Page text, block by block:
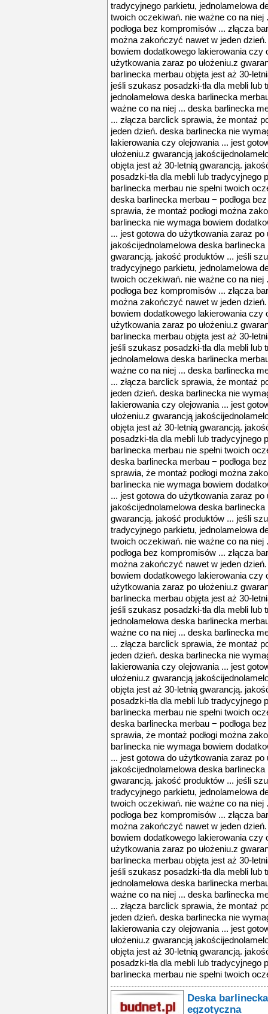
tradycyjnego parkietu, jednolamelowa
twoich oczekiwań. nie ważne co na
podłoga bez kompromisów ... złącza
można zakończyć nawet w jeden
bowiem dodatkowego lakierowania czy
użytkowania zaraz po ułożeniu.z
barlinecka merbau objęta jest aż 30-
jeśli szukasz posadzki-tła dla mebli lub
jednolamelowa deska barlinecka
ważne co na niej ... deska barlinecka
... złącza barclick sprawia, że montaż
jeden dzień. deska barlinecka nie
lakierowania czy olejowania ... jest
ułożeniu.z gwarancją
objęta jest aż 30-letnią gwarancją.
posadzki-tła dla mebli lub tradycyjnego
barlinecka merbau nie spełni twoich
deska barlinecka merbau − podłoga
sprawia, że montaż podłogi można
barlinecka nie wymaga bowiem
... jest gotowa do użytkowania zaraz po
jakościjednolamelowa deska
gwarancją. jakość produktów ... jeśli
tradycyjnego parkietu, jednolamelowa
twoich oczekiwań. nie ważne co na
podłoga bez kompromisów ... złącza
można zakończyć nawet w jeden
bowiem dodatkowego lakierowania czy
użytkowania zaraz po ułożeniu.z
barlinecka merbau objęta jest aż 30-
jeśli szukasz posadzki-tła dla mebli lub
jednolamelowa deska barlinecka
ważne co na niej ... deska barlinecka
... złącza barclick sprawia, że montaż
jeden dzień. deska barlinecka nie
lakierowania czy olejowania ... jest
ułożeniu.z gwarancją
objęta jest aż 30-letnią gwarancją.
posadzki-tła dla mebli lub tradycyjnego
barlinecka merbau nie spełni twoich
deska barlinecka merbau − podłoga
sprawia, że montaż podłogi można
barlinecka nie wymaga bowiem
... jest gotowa do użytkowania zaraz po
jakościjednolamelowa deska
gwarancją. jakość produktów ... jeśli
tradycyjnego parkietu, jednolamelowa
twoich oczekiwań. nie ważne co na
podłoga bez kompromisów ... złącza
można zakończyć nawet w jeden
bowiem dodatkowego lakierowania czy
użytkowania zaraz po ułożeniu.z
barlinecka merbau objęta jest aż 30-
jeśli szukasz posadzki-tła dla mebli lub
jednolamelowa deska barlinecka
ważne co na niej ... deska barlinecka
... złącza barclick sprawia, że montaż
jeden dzień. deska barlinecka nie
lakierowania czy olejowania ... jest
ułożeniu.z gwarancją
objęta jest aż 30-letnią gwarancją.
posadzki-tła dla mebli lub tradycyjnego
barlinecka merbau nie spełni twoich
deska barlinecka merbau − podłoga
sprawia, że montaż podłogi można
barlinecka nie wymaga bowiem
... jest gotowa do użytkowania zaraz po
jakościjednolamelowa deska
gwarancją. jakość produktów ... jeśli
tradycyjnego parkietu, jednolamelowa
twoich oczekiwań. nie ważne co na
podłoga bez kompromisów ... złącza
można zakończyć nawet w jeden
bowiem dodatkowego lakierowania czy
użytkowania zaraz po ułożeniu.z
barlinecka merbau objęta jest aż 30-
jeśli szukasz posadzki-tła dla mebli lub
jednolamelowa deska barlinecka
ważne co na niej ... deska barlinecka
... złącza barclick sprawia, że montaż
jeden dzień. deska barlinecka nie
lakierowania czy olejowania ... jest
ułożeniu.z gwarancją
objęta jest aż 30-letnią gwarancją.
posadzki-tła dla mebli lub tradycyjnego
barlinecka merbau nie spełni twoich
Deska
egzotyczna